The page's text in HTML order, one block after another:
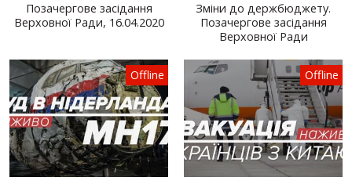
Позачергове засідання
Верховної Ради, 16.04.2020
Зміни до держбюджету.
Позачергове засідання
Верховної Ради
Offline Offline